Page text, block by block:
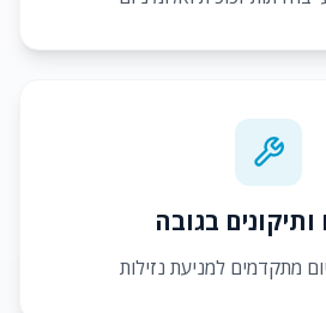
ותיקונים בגובה
מתקדמים למניעת נזילות